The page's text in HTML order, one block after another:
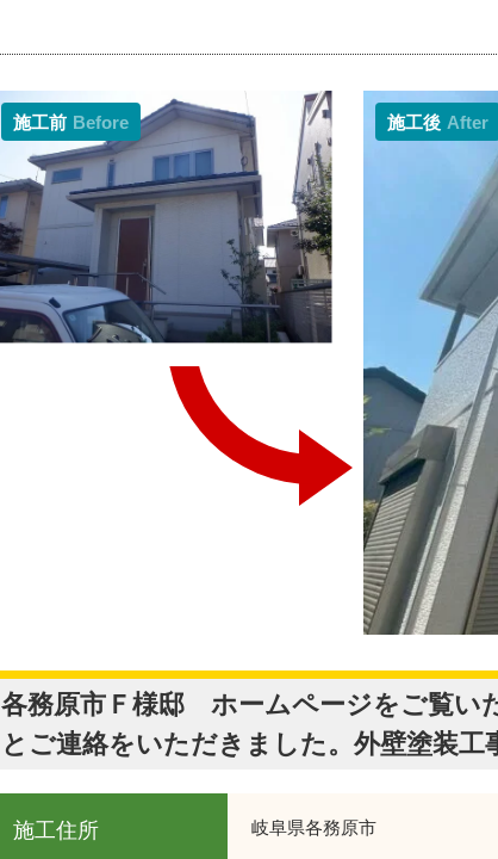
施工後 After
施工前 Before
各務原市Ｆ様邸 ホームページをご覧い
とご連絡をいただきました。外壁塗装工
施工住所 岐阜県各務原市